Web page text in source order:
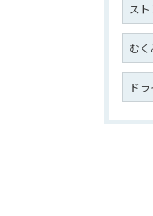
ス
むく
ド